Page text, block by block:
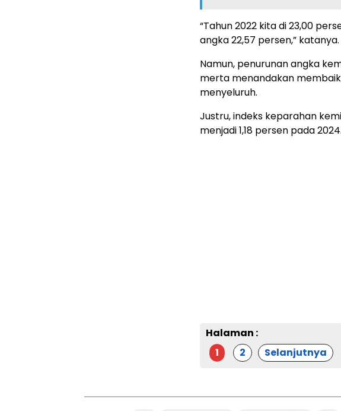
“Tahun 2022 kita di 23,00
angka 22,57 persen,” katanya.
Namun, penurunan angka
merta menandakan
menyeluruh.
Justru, indeks keparahan
menjadi 1,18 persen pada 2024.
Halaman :
1
2 Selanjutnya